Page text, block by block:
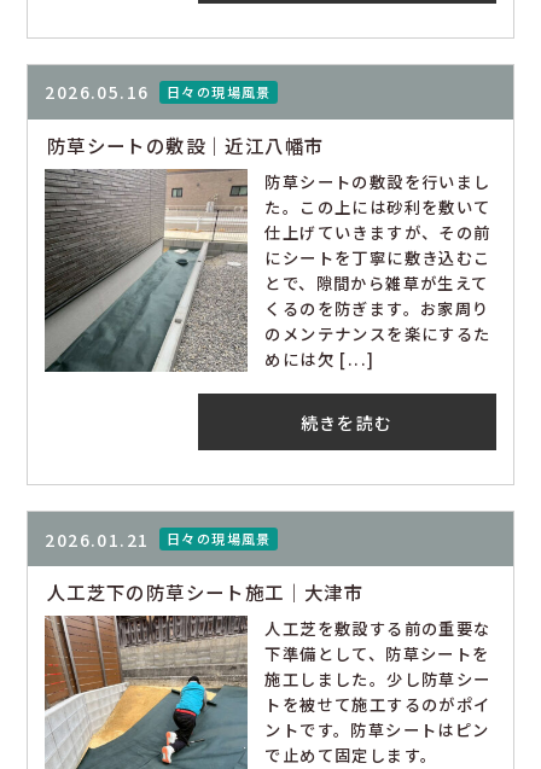
2026.05.16 日々の現場風景
防草シートの敷設｜近江八幡市
防草シートの敷設を行いまし
た。この上には砂利を敷いて
仕上げていきますが、その前
にシートを丁寧に敷き込むこ
とで、隙間から雑草が生えて
くるのを防ぎます。お家周り
のメンテナンスを楽にするた
めには欠 [...]
続きを読む
2026.01.21 日々の現場風景
人工芝下の防草シート施工｜大津市
人工芝を敷設する前の重要な
下準備として、防草シートを
施工しました。少し防草シー
トを被せて施工するのがポイ
ントです。防草シートはピン
で止めて固定します。